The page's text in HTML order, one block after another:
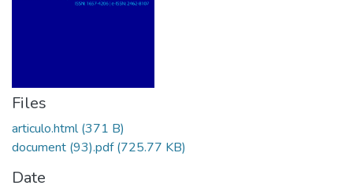
Files
articulo.html(371 B)
document (93).pdf(725.77 KB)
Date